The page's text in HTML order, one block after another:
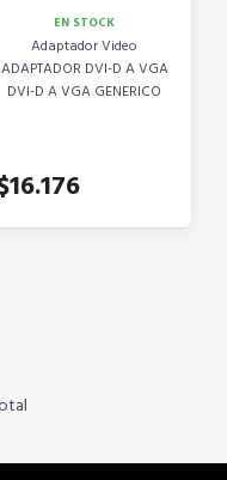
EN STOCK
Adaptador Video
ADAPTADOR DVI-D A VGA
DVI-D A VGA GENERICO